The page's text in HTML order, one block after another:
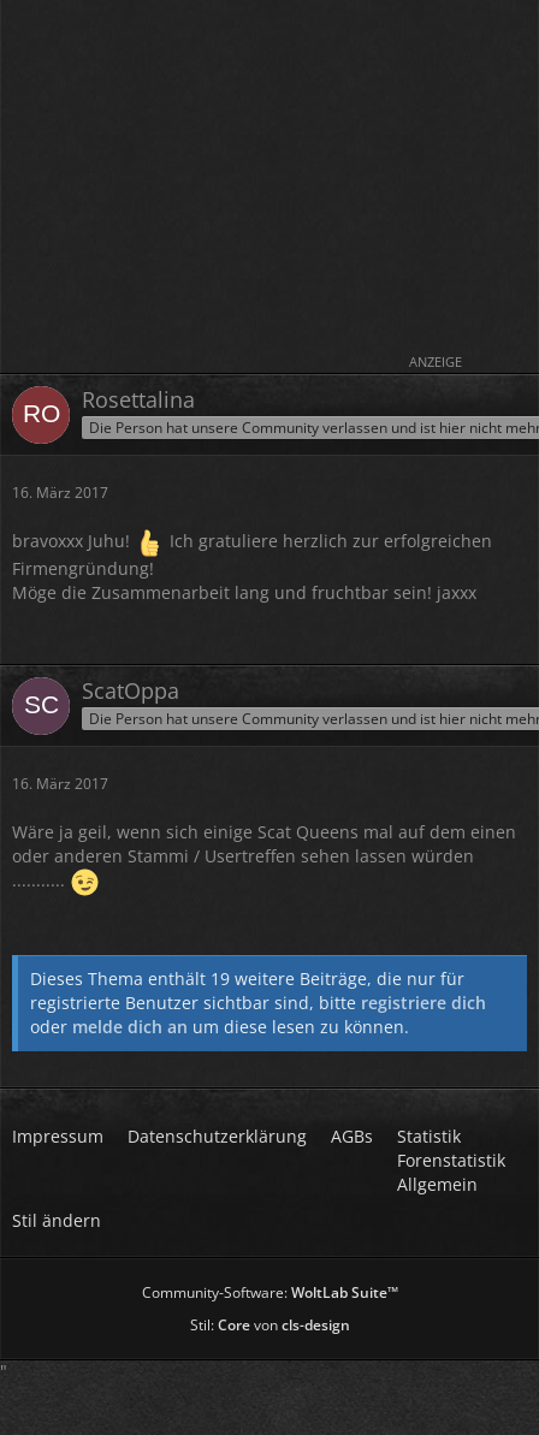
ANZEIGE
Rosettalina
Die Person hat unsere Community verlassen und ist hier nicht
16. März 2017
bravoxxx Juhu!
Ich gratuliere herzlich zur erfolgreichen
Firmengründung!
Möge die Zusammenarbeit lang und fruchtbar sein! jaxxx
ScatOppa
Die Person hat unsere Community verlassen und ist hier nicht
16. März 2017
Wäre ja geil, wenn sich einige Scat Queens mal auf dem einen
oder anderen Stammi / Usertreffen sehen lassen würden
...........
Dieses Thema enthält 19 weitere Beiträge, die nur für
registrierte Benutzer sichtbar sind, bitte registriere dich
oder melde dich an um diese lesen zu können.
Stil ändern
Impressum Datenschutzerklärung AGBs
Statistik
Forenstatistik
Allgemein
Community-Software:WoltLab Suite™
Stil:Corevoncls-design
"